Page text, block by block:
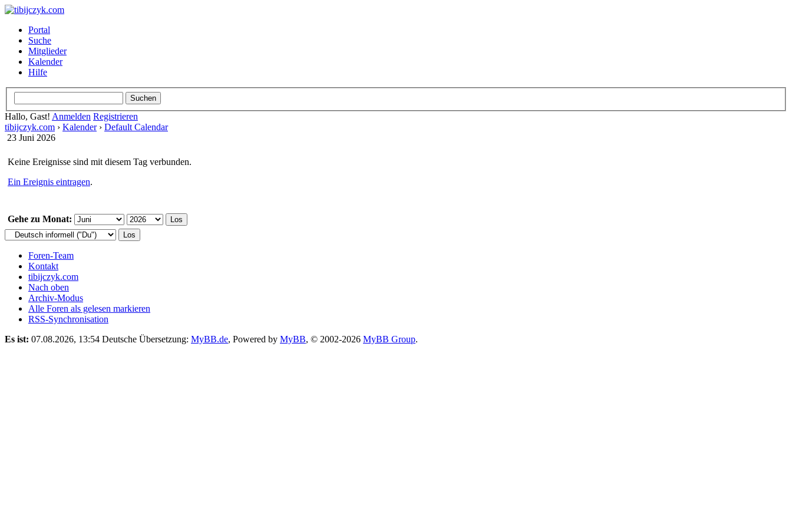
Portal
Suche
Mitglieder
Kalender
Hilfe
Hallo, Gast! Anmelden Registrieren
tibijczyk.com › Kalender› Default Calendar
23 Juni 2026
Keine Ereignisse sind mit diesem Tag verbunden.
Ein Ereignis eintragen.
Gehe zu Monat:
Foren-Team
Kontakt
tibijczyk.com
Nach oben
Archiv-Modus
Alle Foren als gelesen markieren
RSS-Synchronisation
Es ist: 07.08.2026, 13:54 Deutsche Übersetzung: MyBB.de, Powered by MyBB, © 2002-2026 MyBB Group.